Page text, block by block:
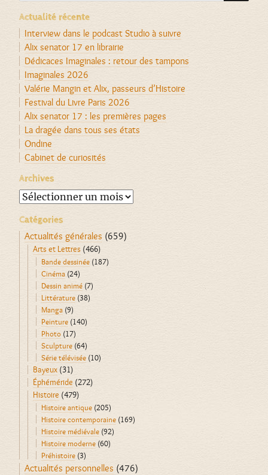
Actualité récente
Interview dans le podcast Studio à suivre
Alix senator 17 en librairie
Dédicaces Imaginales : retour des tampons
Imaginales 2026
Valérie Mangin et Alix, passeurs d’Histoire
Festival du Livre Paris 2026
Alix senator 17 : les premières pages
La dragée dans tous ses états
Ondine
Cabinet de curiosités
Archives
Archives
Catégories
Actualités générales (659)
Arts et Lettres (466)
Bande dessinée (187)
Cinéma (24)
Dessin animé (7)
Littérature (38)
Manga (9)
Peinture (140)
Photo (17)
Sculpture (64)
Série télévisée (10)
Bayeux (31)
Éphéméride (272)
Histoire (479)
Histoire antique (205)
Histoire contemporaine (169)
Histoire médiévale (92)
Histoire moderne (60)
Préhistoire (3)
Actualités personnelles (476)